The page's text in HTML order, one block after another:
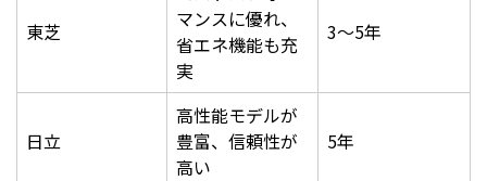
東芝
マンスに優れ、
省エネ機能も充
実
3〜5年
日立
高性能モデルが
豊富、信頼性が
高い
5年